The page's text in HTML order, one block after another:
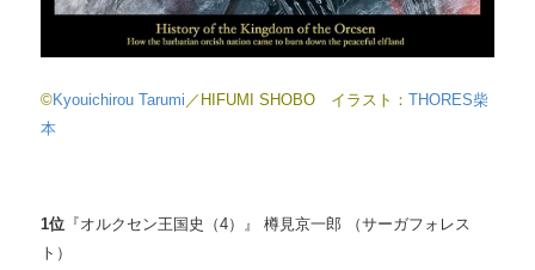
©Kyouichirou Tarumi ／HIFUMI SHOBO イラスト： THORES柴
本
1位 『オルクセン王国史（4）』 樽見京一郎 （サーガフォレス
ト）